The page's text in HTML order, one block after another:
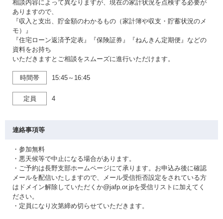
相談内容によって異なりますが、現在の家計状況を点検する必要が
ありますので、
『収入と支出、貯金額のわかるもの（家計簿や収支・貯蓄状況のメ
モ）』
『住宅ローン返済予定表』『保険証券』『ねんきん定期便』などの
資料をお持ち
いただきますとご相談をスムーズに進行いただけます。
時間帯 15:45～16:45
定員 4
連絡事項等
・参加無料
・悪天候等で中止になる場合があります。
・ご予約は長野支部ホームページにて承ります。お申込み後に確認
メールを配信いたしますので、メール受信拒否設定をされている方
はドメイン解除していただくか@jafp.or.jpを受信リストに加えてく
ださい。
・定員になり次第締め切らせていただきます。